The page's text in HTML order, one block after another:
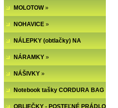
MOLOTOW»
NOHAVICE »
NÁLEPKY (obtlačky) NA
NECHTY
NÁRAMKY »
NÁŠIVKY »
Notebook tašky CORDURA BAG
OBLIEČKY - POSTEĽNÉ PRÁDLO